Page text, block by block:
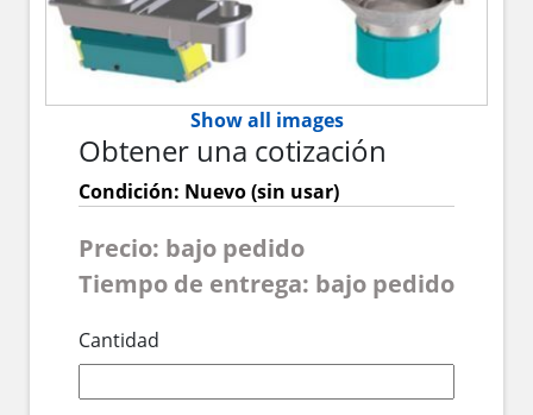
Show all images
Obtener una cotización
Condición: Nuevo (sin usar)
Precio: bajo pedido
Tiempo de entrega: bajo pedido
Cantidad